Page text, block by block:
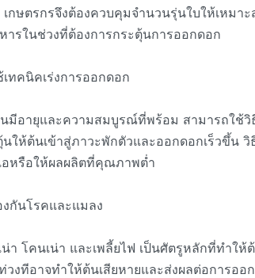
กษตรกรจึงต้องควบคุมจำนวนรุ่นใบให้เหมา
ารในช่วงที่ต้องการกระตุ้นการออกดอก
เทคนิคเร่งการออกดอก
นมีอายุและความสมบูรณ์ที่พร้อม สามารถใช้
นให้ต้นเข้าสู่ภาวะพักตัวและออกดอกเร็วขึ้น
หรือให้ผลผลิตที่คุณภาพต่ำ
งกันโรคและแมลง
น่า โคนเน่า และเพลี้ยไฟ เป็นศัตรูหลักที่ทำให้
วงทีอาจทำให้ต้นเสียหายและส่งผลต่อการอ